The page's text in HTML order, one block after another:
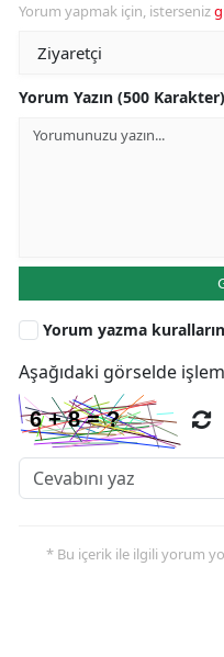
Yorum yapmak için, isterseniz
Yorum Yazın (500 Karakter)
Yorum yazma
Aşağıdaki görselde
* Bu içerik ile ilgili yorum